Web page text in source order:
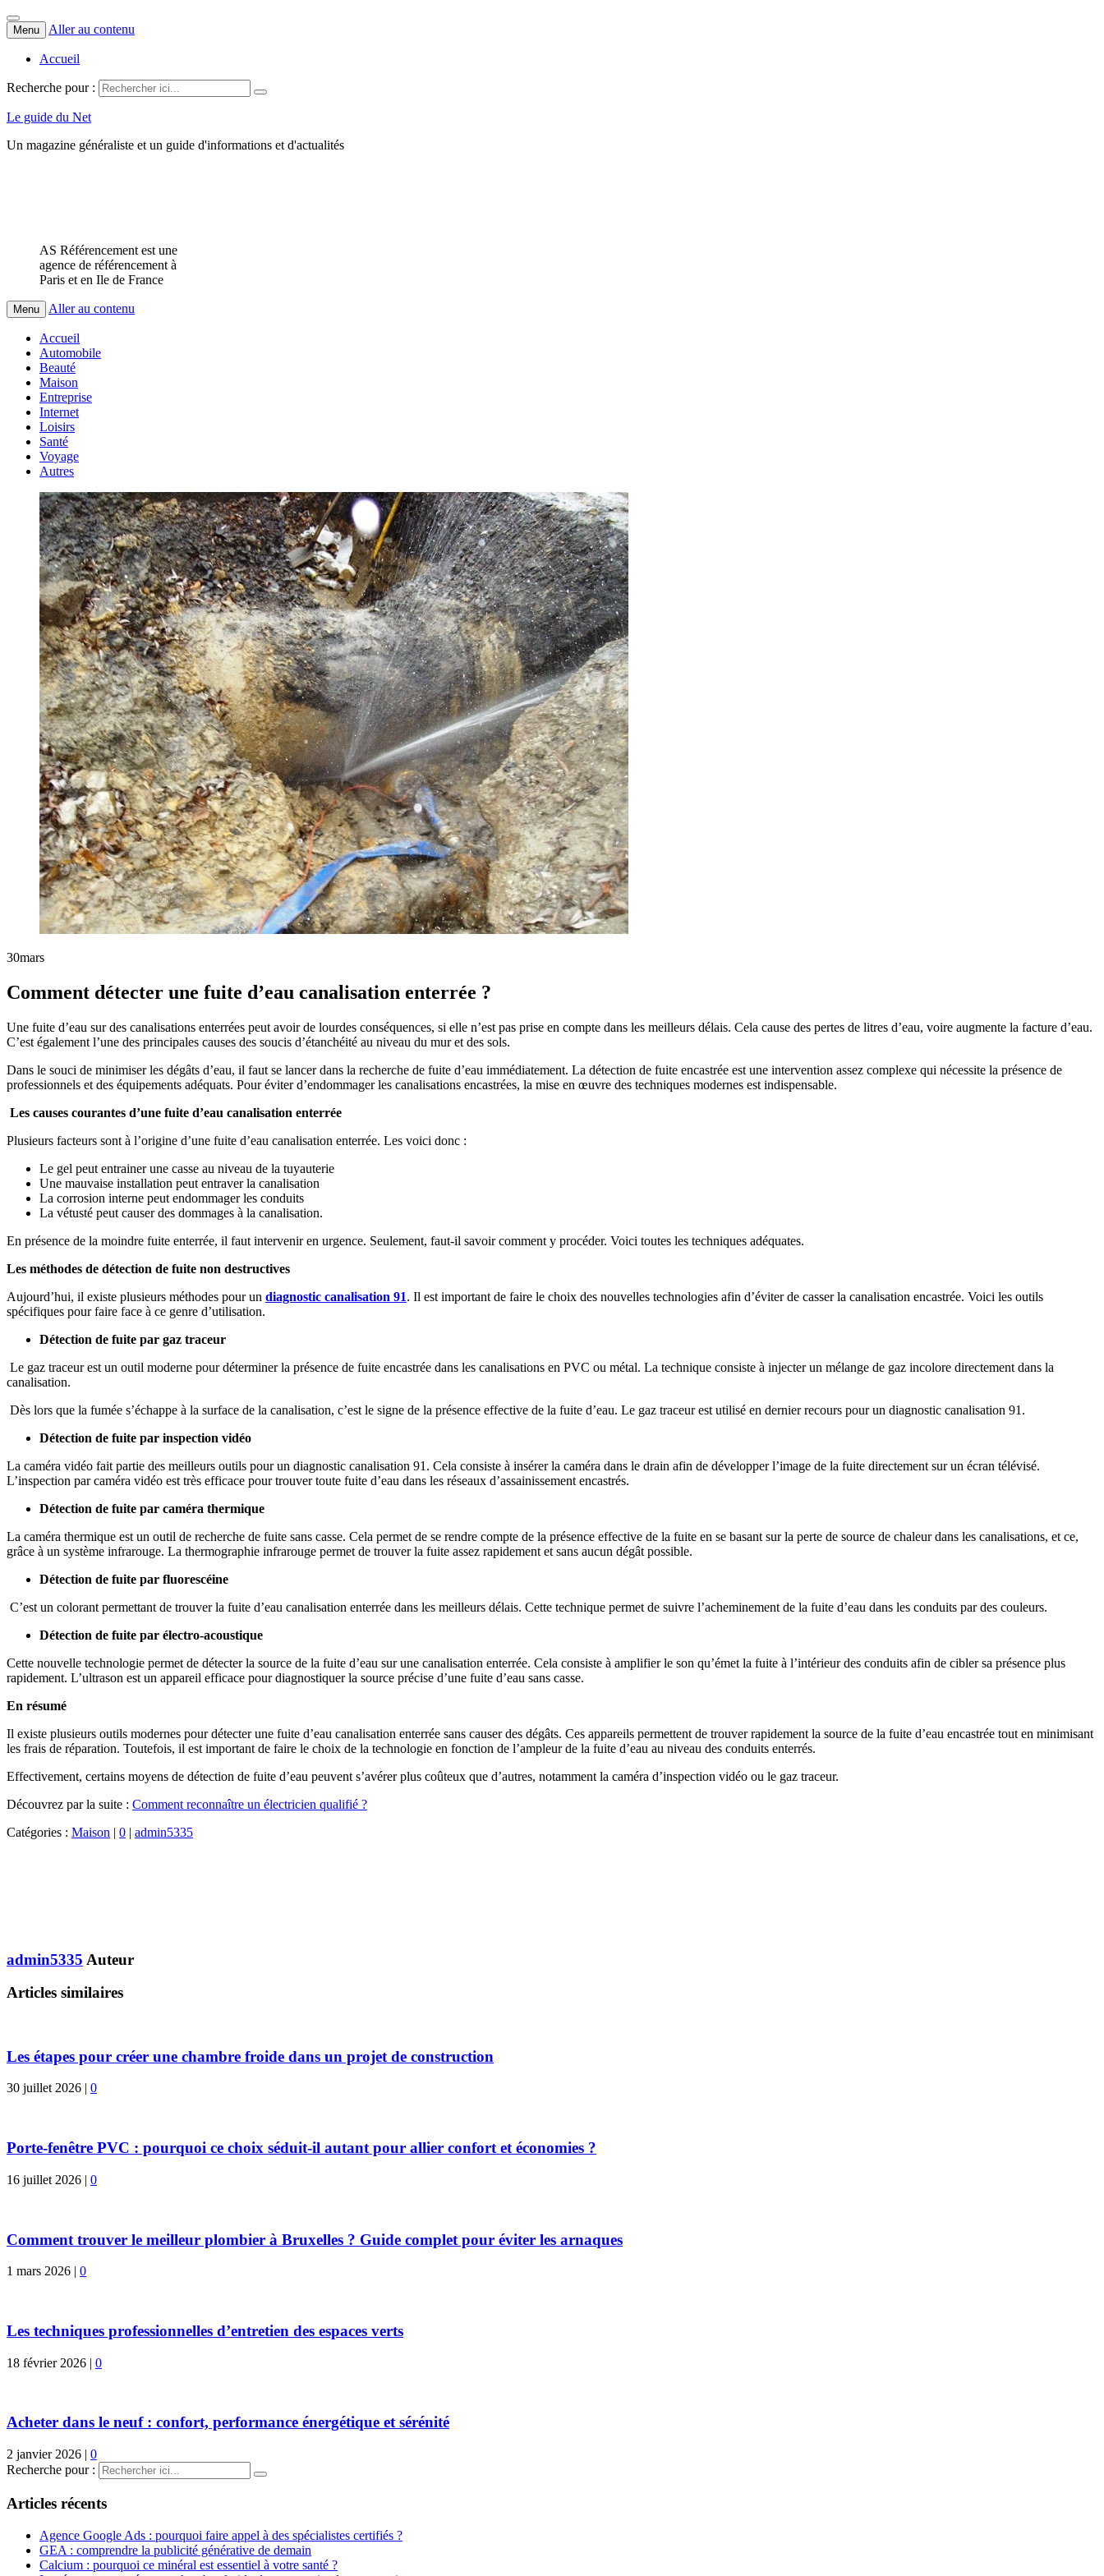
Menu Aller au contenu
Accueil
Recherche pour :
Le guide du Net
Un magazine généraliste et un guide d'informations et d'actualités
AS Référencement est une
agence de référencement à
Paris et en Ile de France
Menu Aller au contenu
Accueil
Automobile
Beauté
Maison
Entreprise
Internet
Loisirs
Santé
Voyage
Autres
30mars
Comment détecter une fuite d’eau canalisation enterrée ?
Une fuite d’eau sur des canalisations enterrées peut avoir de lourdes conséquences, si elle n’est pas prise en compte dans les meilleurs délais. Cela cause des pertes de litres d’eau, voire augmente la facture d’eau.
C’est également l’une des principales causes des soucis d’étanchéité au niveau du mur et des sols.
Dans le souci de minimiser les dégâts d’eau, il faut se lancer dans la recherche de fuite d’eau immédiatement. La détection de fuite encastrée est une intervention assez complexe qui nécessite la présence de
professionnels et des équipements adéquats. Pour éviter d’endommager les canalisations encastrées, la mise en œuvre des techniques modernes est indispensable.
Les causes courantes d’une fuite d’eau canalisation enterrée
Plusieurs facteurs sont à l’origine d’une fuite d’eau canalisation enterrée. Les voici donc :
Le gel peut entrainer une casse au niveau de la tuyauterie
Une mauvaise installation peut entraver la canalisation
La corrosion interne peut endommager les conduits
La vétusté peut causer des dommages à la canalisation.
En présence de la moindre fuite enterrée, il faut intervenir en urgence. Seulement, faut-il savoir comment y procéder. Voici toutes les techniques adéquates.
Les méthodes de détection de fuite non destructives
Aujourd’hui, il existe plusieurs méthodes pour un diagnostic canalisation 91. Il est important de faire le choix des nouvelles technologies afin d’éviter de casser la canalisation encastrée. Voici les outils
spécifiques pour faire face à ce genre d’utilisation.
Détection de fuite par gaz traceur
Le gaz traceur est un outil moderne pour déterminer la présence de fuite encastrée dans les canalisations en PVC ou métal. La technique consiste à injecter un mélange de gaz incolore directement dans la
canalisation.
Dès lors que la fumée s’échappe à la surface de la canalisation, c’est le signe de la présence effective de la fuite d’eau. Le gaz traceur est utilisé en dernier recours pour un diagnostic canalisation 91.
Détection de fuite par inspection vidéo
La caméra vidéo fait partie des meilleurs outils pour un diagnostic canalisation 91. Cela consiste à insérer la caméra dans le drain afin de développer l’image de la fuite directement sur un écran télévisé.
L’inspection par caméra vidéo est très efficace pour trouver toute fuite d’eau dans les réseaux d’assainissement encastrés.
Détection de fuite par caméra thermique
La caméra thermique est un outil de recherche de fuite sans casse. Cela permet de se rendre compte de la présence effective de la fuite en se basant sur la perte de source de chaleur dans les canalisations, et ce,
grâce à un système infrarouge. La thermographie infrarouge permet de trouver la fuite assez rapidement et sans aucun dégât possible.
Détection de fuite par fluorescéine
C’est un colorant permettant de trouver la fuite d’eau canalisation enterrée dans les meilleurs délais. Cette technique permet de suivre l’acheminement de la fuite d’eau dans les conduits par des couleurs.
Détection de fuite par électro-acoustique
Cette nouvelle technologie permet de détecter la source de la fuite d’eau sur une canalisation enterrée. Cela consiste à amplifier le son qu’émet la fuite à l’intérieur des conduits afin de cibler sa présence plus
rapidement. L’ultrason est un appareil efficace pour diagnostiquer la source précise d’une fuite d’eau sans casse.
En résumé
Il existe plusieurs outils modernes pour détecter une fuite d’eau canalisation enterrée sans causer des dégâts. Ces appareils permettent de trouver rapidement la source de la fuite d’eau encastrée tout en minimisant
les frais de réparation. Toutefois, il est important de faire le choix de la technologie en fonction de l’ampleur de la fuite d’eau au niveau des conduits enterrés.
Effectivement, certains moyens de détection de fuite d’eau peuvent s’avérer plus coûteux que d’autres, notamment la caméra d’inspection vidéo ou le gaz traceur.
Découvrez par la suite : Comment reconnaître un électricien qualifié ?
Catégories : Maison | 0 | admin5335
admin5335 Auteur
Articles similaires
Les étapes pour créer une chambre froide dans un projet de construction
30 juillet 2026 | 0
Porte-fenêtre PVC : pourquoi ce choix séduit-il autant pour allier confort et économies ?
16 juillet 2026 | 0
Comment trouver le meilleur plombier à Bruxelles ? Guide complet pour éviter les arnaques
1 mars 2026 | 0
Les techniques professionnelles d’entretien des espaces verts
18 février 2026 | 0
Acheter dans le neuf : confort, performance énergétique et sérénité
2 janvier 2026 | 0
Recherche pour :
Articles récents
Agence Google Ads : pourquoi faire appel à des spécialistes certifiés ?
GEA : comprendre la publicité générative de demain
Calcium : pourquoi ce minéral est essentiel à votre santé ?